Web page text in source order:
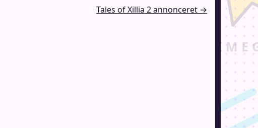
Tales of Xillia 2 annonceret →